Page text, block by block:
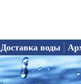
Доставка воды